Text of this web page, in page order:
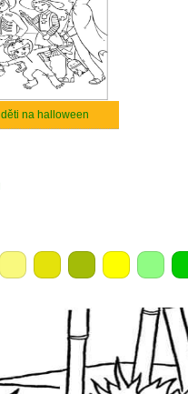
děti na halloween